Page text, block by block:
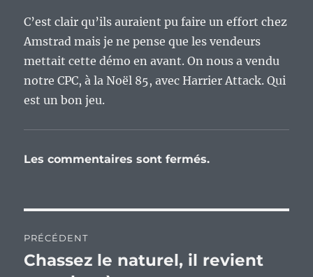
C’est clair qu’ils auraient pu faire un effort chez
Amstrad mais je ne pense que les vendeurs
mettait cette démo en avant. On nous a vendu
notre CPC, à la Noël 85, avec Harrier Attack. Qui
est un bon jeu.
Les commentaires sont fermés.
de
PRÉCÉDENT
Publication
Chassez le naturel, il revient